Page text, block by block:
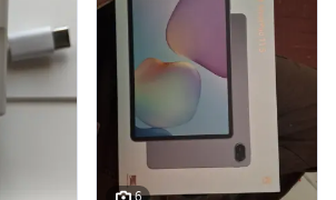
6